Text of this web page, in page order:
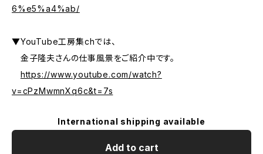
6%e5%a4%ab/
▼YouTube工房集chでは、
金子隆夫さんの仕事風景をご紹介中です。
https://www.youtube.com/watch?
v=cPzMwmnXq6c&t=7s
International shipping available
Add to cart